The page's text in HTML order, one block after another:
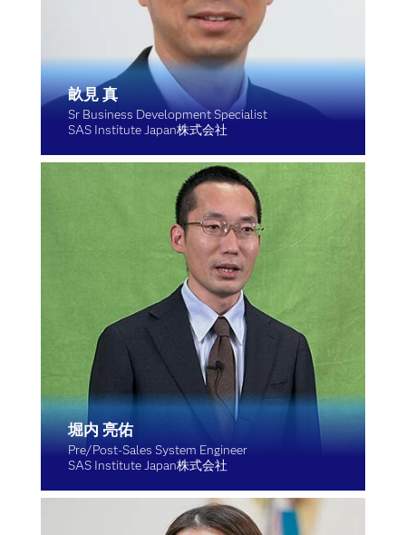
畝見 真
Sr Business Development Specialist
SAS Institute Japan株式会社
堀内 亮佑
Pre/Post-Sales System Engineer
SAS Institute Japan株式会社